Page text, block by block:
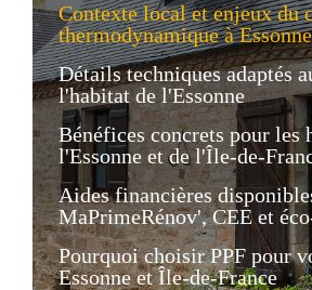
Contexte local et enjeux du
thermodynamique à Essonne
Détails techniques adaptés
l'habitat de l'Essonne
Bénéfices concrets pour les
l'Essonne et de l'Île-de-
Aides financières
MaPrimeRénov', CEE et
Pourquoi choisir PPF pour
Essonne et Île-de-France